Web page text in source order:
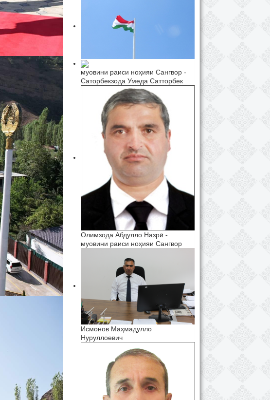
муовини раиси ноҳияи Сангвор -
Саторбекзода Умеда Сатторбек
Олимзода Абдулло Назрӣ -
муовини раиси ноҳияи Сангвор
Исмонов Маҳмадулло
Нуруллоевич